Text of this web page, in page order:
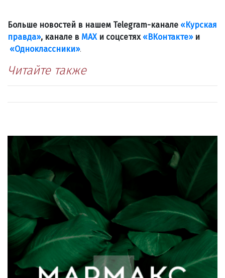
Больше новостей в нашем Telegram-канале «Курская
правда», канале в МАХ и соцсетях «ВКонтакте»и
«Одноклассники».
Читайте также